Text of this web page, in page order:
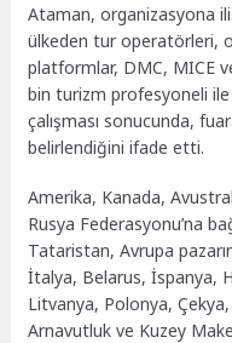
Ataman, organizasyona
ülkeden tur operatörleri,
platformlar, DMC, MICE
bin turizm profesyoneli
çalışması sonucunda,
belirlendiğini ifade etti.
Amerika, Kanada,
Rusya Federasyonu’na
Tataristan, Avrupa
İtalya, Belarus, İspanya,
Litvanya, Polonya,
Arnavutluk ve Kuzey